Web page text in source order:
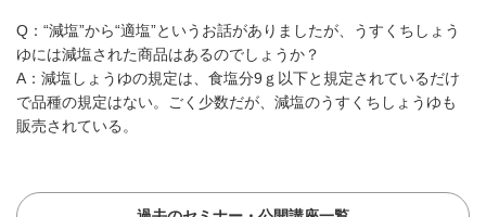
Q：“減塩”から“適塩”というお話がありましたが、うすくちしょう
ゆには減塩された商品はあるのでしょうか？
A：減塩しょうゆの規定は、食塩分9ｇ以下と規定されているだけ
で品種の規定はない。ごく少数だが、減塩のうすくちしょうゆも
販売されている。